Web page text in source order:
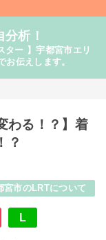
析！
ター 】宇都宮市エリ
伝えします。
わる！？】着
？
宮市のLRTについて
L